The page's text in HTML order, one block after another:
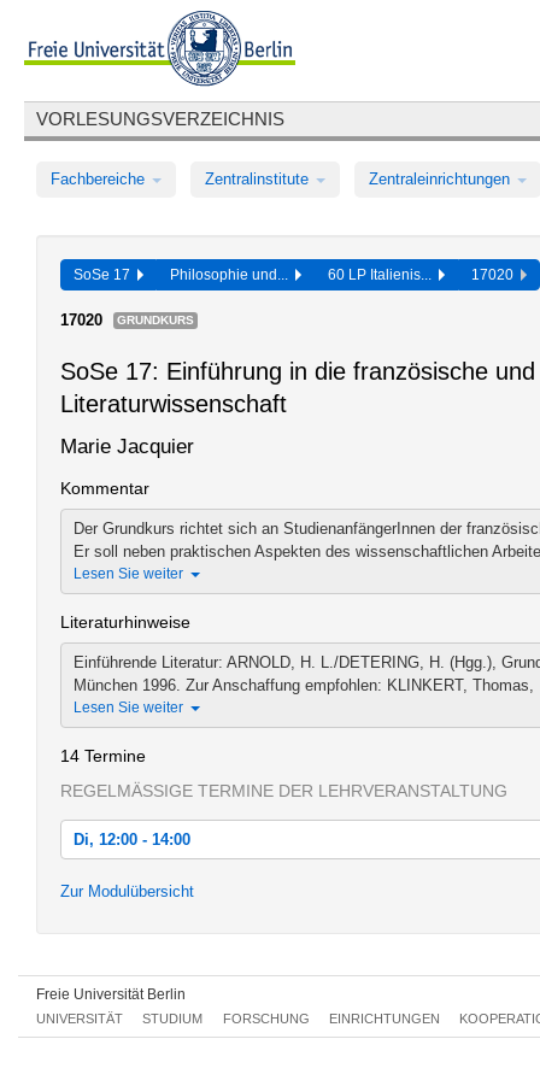
VORLESUNGSVERZEICHNIS
Fachbereiche Zentralinstitute Zentraleinrichtungen
SoSe 17 Philosophie und... 60 LP Italienis... 17020
17020 GRUNDKURS
SoSe 17: Einführung in die französische
Literaturwissenschaft
Marie Jacquier
Kommentar
Der Grundkurs richtet sich an StudienanfängerInnen der
Er soll neben praktischen Aspekten des wissenschaftlichen
Lesen Sie weiter
Literaturhinweise
Einführende Literatur: ARNOLD, H. L./DETERING, H. (Hgg.),
München 1996. Zur Anschaffung empfohlen: KLINKERT,
Lesen Sie weiter
14 Termine
REGELMÄSSIGE TERMINE DER LEHRVERANSTALTUNG
Di, 12:00 - 14:00
Di, 09.05.2017 12:00 - 14:00
Di, 16.05.2017 12:00 - 14:00
Zur Modulübersicht
Freie Universität Berlin
UNIVERSITÄT STUDIUM FORSCHUNG EINRICHTUNGEN